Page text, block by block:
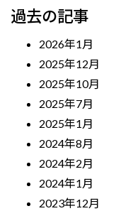
過去の記事
2026年1月
2025年12月
2025年10月
2025年7月
2025年1月
2024年8月
2024年2月
2024年1月
2023年12月